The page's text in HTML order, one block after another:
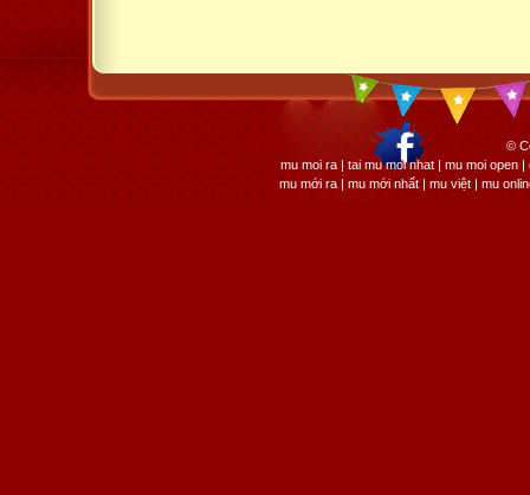
©
mu moi ra | tai mu moi nhat | mu moi open
mu mới ra | mu mới nhất | mu việt | mu